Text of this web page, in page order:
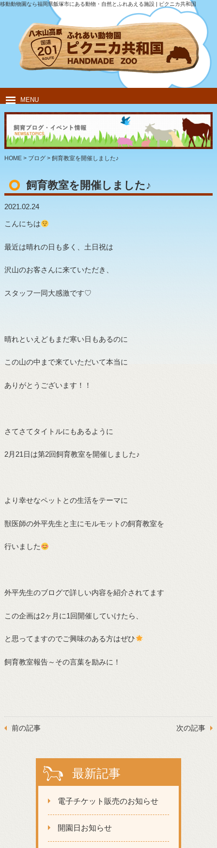
移動動物園なら福岡県飯塚市にある動物・自然とふれあえる施設 | ピクニカ共和国
MENU
HOME ピクニカ共和国について 動物紹介 移動動物園
飲食・キャンプ 団体のお客様
HOME> ブログ> 飼育教室を開催しました♪
飼育教室を開催しました♪
2021.02.24
こんにちは
最近は晴れの日も多く、土日祝は
沢山のお客さんに来ていただき、
スタッフ一同大感激です♡
晴れといえどもまだ寒い日もあるのに
この山の中まで来ていただいて本当に
ありがとうございます！！
さてさてタイトルにもあるように
2月21日は第2回飼育教室を開催しました♪
より幸せなペットとの生活をテーマに
獣医師の外平先生と主にモルモットの飼育教室を
行いました
外平先生のブログで詳しい内容を紹介されてます
この企画は2ヶ月に1回開催していけたら、
と思ってますのでご興味のある方はぜひ
飼育教室報告～その言葉を励みに！
前の記事 次の記事
最新記事
電子チケット販売のお知らせ
開園日お知らせ